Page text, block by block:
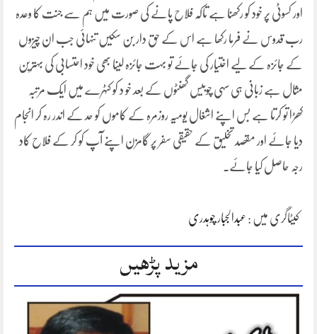
اور کسوٹی پر خود کو رکھنا ہے تاکہ فلاح پانے کی صورت میں ہم سے جنت کا وعدہ
رب قدوس نے فرما رکھا ہے اس کے حق دار بن سکیں تنہائی جب ان چیزوں
کے جائزہ کے لیے اختیار کی جائے تو بہت جائزہ لینا بھی خود احتسابی کی بہترین
مثال ہے زبانی ہی سہی چوبیس گھنٹوں کے بعد خو د کو کٹہرے میں ایک مرتبہ
کھڑا تو کرتا ہے بس اپنے اشغال یومیہ روزمرہ کے کاموں کو حد کے اندر رہ کر انجام
دیا جائے اور مقصد تخلیق کے حقیقی سفر پر گامزن اپنے آپ کو کر کے فلاح کاد
رجہ حاصل کیا جائے۔
کیٹاگری میں : عبدالجبار چوہدری
مزید پڑھیں